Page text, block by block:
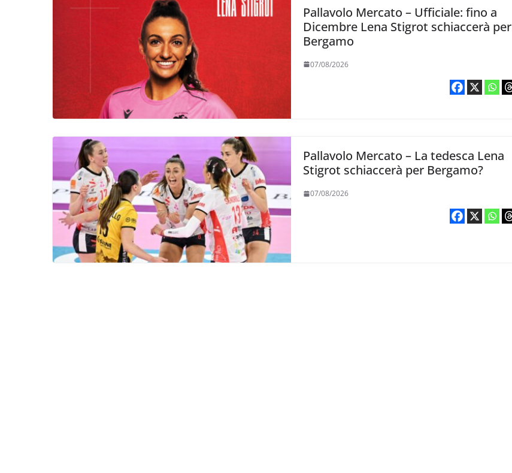
Pallavolo Mercato – Ufficiale: fino a
Dicembre Lena Stigrot schiaccerà per
Bergamo
07/08/2026
Pallavolo Mercato – La tedesca Lena
Stigrot schiaccerà per Bergamo?
07/08/2026